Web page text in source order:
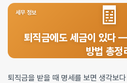
세무 정보 🧾
퇴직금에도 세금이 있다
방법 총정
퇴직금을 받을 때 명세를 보면 생각보